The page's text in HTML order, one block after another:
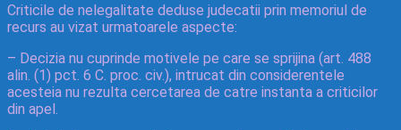
Criticile de nelegalitate deduse judecatii prin memoriul de
recurs au vizat urmatoarele aspecte:
– Decizia nu cuprinde motivele pe care se sprijina (art. 488
alin. (1) pct. 6 C. proc. civ.), intrucat din considerentele
acesteia nu rezulta cercetarea de catre instanta a criticilor
din apel.